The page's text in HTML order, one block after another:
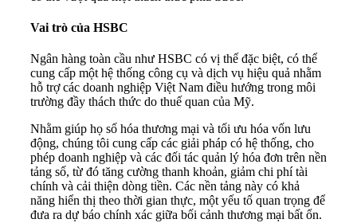
Vai trò của HSBC
Ngân hàng toàn cầu như HSBC có vị thế đặc biệt, có thể
cung cấp một hệ thống công cụ và dịch vụ hiệu quả nhằm
hỗ trợ các doanh nghiệp Việt Nam điều hướng trong môi
trường đầy thách thức do thuế quan của Mỹ.
Nhằm giúp họ số hóa thương mại và tối ưu hóa vốn lưu
động, chúng tôi cung cấp các giải pháp có hệ thống, cho
phép doanh nghiệp và các đối tác quản lý hóa đơn trên nền
tảng số, từ đó tăng cường thanh khoản, giảm chi phí tài
chính và cải thiện dòng tiền. Các nền tảng này có khả
năng hiển thị theo thời gian thực, một yếu tố quan trọng để
đưa ra dự báo chính xác giữa bối cảnh thương mại bất ổn.